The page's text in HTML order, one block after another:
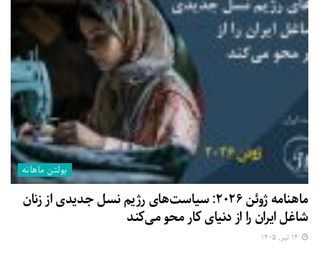
بولتن ماهانه
ماهنامه ژوئن ۲۰۲۶: سیاست‌های رژیم نسل جدیدی از زنان
شاغل ایران را از دنیای کار محو می‌کند